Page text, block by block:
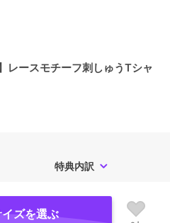
レースモチーフ刺しゅうTシャ
特典内訳
ズを選ぶ